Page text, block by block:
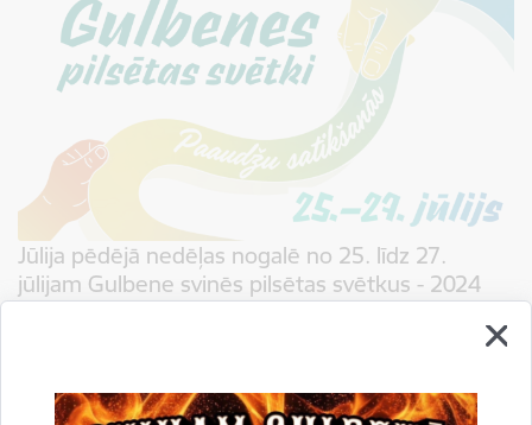
Jūlija pēdējā nedēļas nogalē no 25. līdz 27.
jūlijam Gulbene svinēs pilsētas svētkus - 2024
Šogad aprit apaļi 800 gadi kopš brīža, kad Gulbene kā apdzīvota vieta pirmo
un jaunus, un piedzīvot īstenu paaudžu…